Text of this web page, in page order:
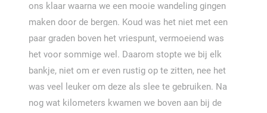
ons klaar waarna we een mooie wandeling gingen
maken door de bergen. Koud was het niet met een
paar graden boven het vriespunt, vermoeiend was
het voor sommige wel. Daarom stopte we bij elk
bankje, niet om er even rustig op te zitten, nee het
was veel leuker om deze als slee te gebruiken. Na
nog wat kilometers kwamen we boven aan bij de